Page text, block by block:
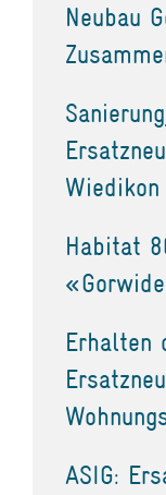
Neubau
Wiedikon
Habitat
Erhalten
ASIG: